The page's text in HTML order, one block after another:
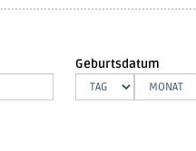
Geburtsdatum